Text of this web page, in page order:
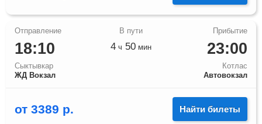
18:10
Сыктывкар
ЖД Вокзал
23:00
Котлас
Автовокзал
4 ч 50 мин
от 3389 р. Найти билеты